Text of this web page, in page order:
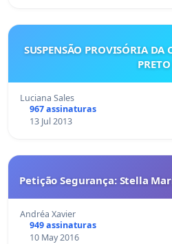
SUSPENSÃO PROVISÓRIA DA
PRETO
Luciana Sales
967 assinaturas
13 Jul 2013
Petição Segurança: Stella
Andréa Xavier
949 assinaturas
10 May 2016